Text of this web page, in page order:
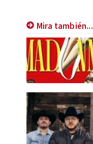
Mira también...